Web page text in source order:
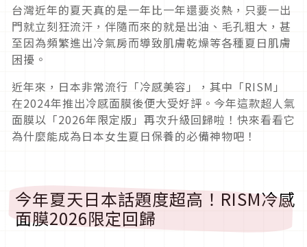
台灣近年的夏天真的是一年比一年還要炎熱，只要一出
門就立刻狂流汗，伴隨而來的就是出油、毛孔粗大，甚
至因為頻繁進出冷氣房而導致肌膚乾燥等各種夏日肌膚
困擾。
近年來，日本非常流行「冷感美容」，其中「RISM」
在2024年推出冷感面膜後便大受好評。今年這款超人氣
面膜以「2026年限定版」再次升級回歸啦！快來看看它
為什麼能成為日本女生夏日保養的必備神物吧！
今年夏天日本話題度超高！RISM冷感
面膜2026限定回歸